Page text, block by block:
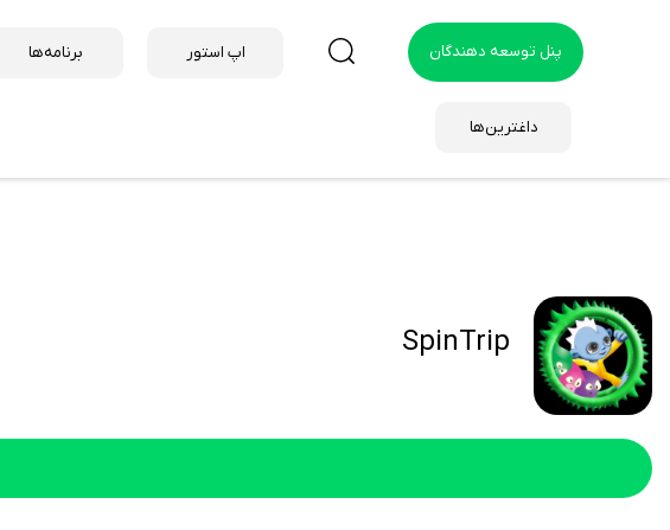
پنل توسعه دهندگان اپ استور برنامه‌ها
داغترین‌ها
SpinTrip